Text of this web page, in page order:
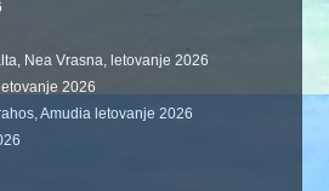
Nea Vrasna, letovanje 2026
2026
Amudia letovanje 2026